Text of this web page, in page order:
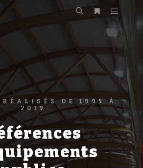
RechercherPlus d’infos
Menu
RÉALISÉS DE 1995 À
2019